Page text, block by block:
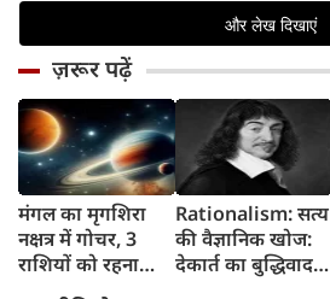
ज़रूर पढ़ें
मंगल का मृगशिरा
नक्षत्र में गोचर, 3
राशियों को रहना
Rationalism: सत्य
की वैज्ञानिक खोज:
देकार्त का बुद्धिवाद